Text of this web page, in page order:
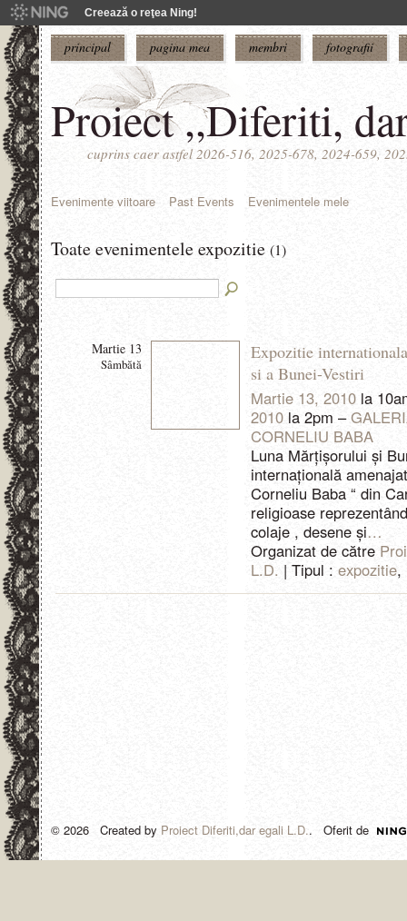
Creează o reţea Ning!
principal pagina mea membri fotografii
Proiect ,,Diferiti,
cuprins caer astfel 2026-516, 2025-678, 2024-659,
Evenimente viitoare Past Events Evenimentele mele
Toate evenimentele expozitie (1)
Martie 13
Sâmbătă
Expozitie
si a Bunei-Vestiri
Martie 13, 2010 la
2010 la 2pm –
CORNELIU BABA
Luna Mărțișorului și
internațională
Corneliu Baba “ din
religioase
colaje , desene și…
Organizat de către
L.D. | Tipul : expozitie,
© 2026 Created by Proiect Diferiti,dar egali L.D.. Oferit de